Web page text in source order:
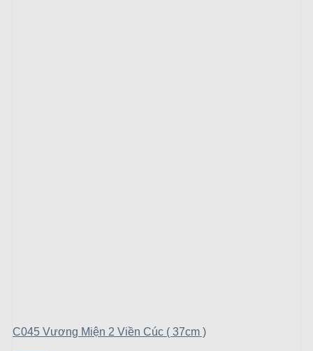
C045 Vương Miện 2 Viền Cúc ( 37cm )